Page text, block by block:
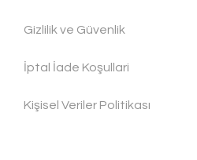
Gizlilik ve Güvenlik
İptal İade Koşullari
Kişisel Veriler Politikası